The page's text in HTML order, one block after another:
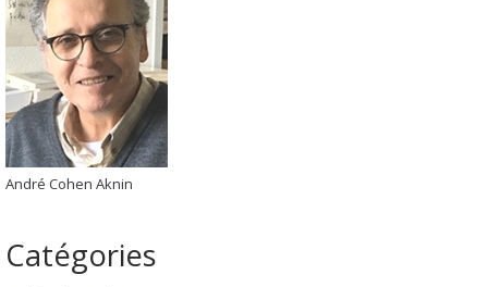
André Cohen Aknin
Catégories